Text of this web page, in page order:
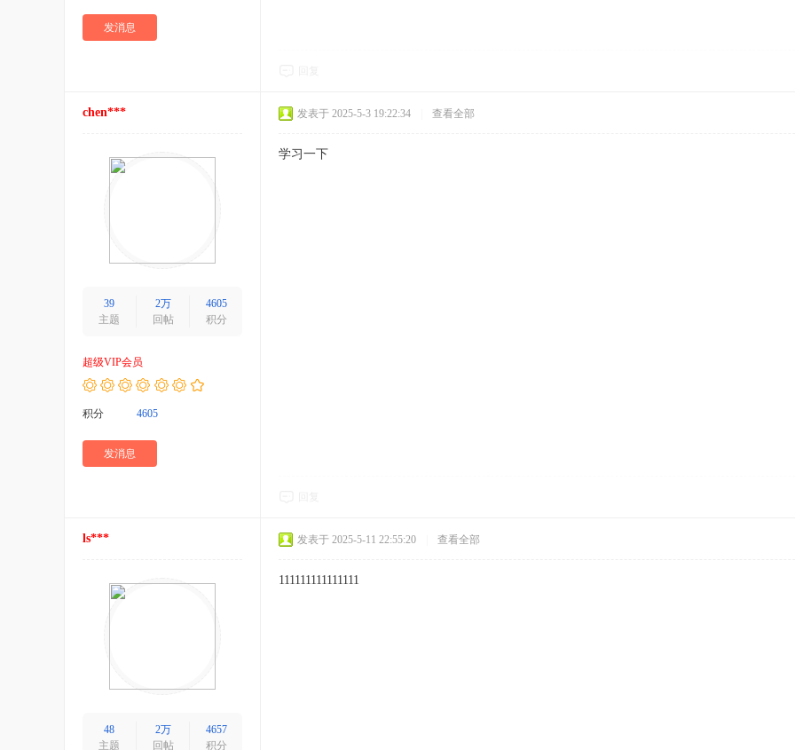
发消息
chen***
39
主题
2万
回帖
4605
积分
超级VIP会员
积分 4605
发消息
发表于 2025-5-3 19:22:34 查看全部
学习一下
ls***
48
主题
2万
回帖
4657
积分
发表于 2025-5-11 22:55:20 查看全部
111111111111111